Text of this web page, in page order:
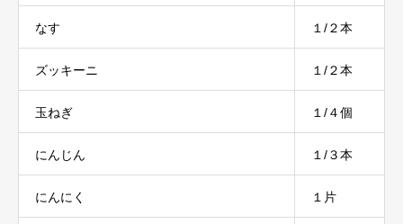
なす １/２本
ズッキーニ １/２本
玉ねぎ １/４個
にんじん １/３本
にんにく １片